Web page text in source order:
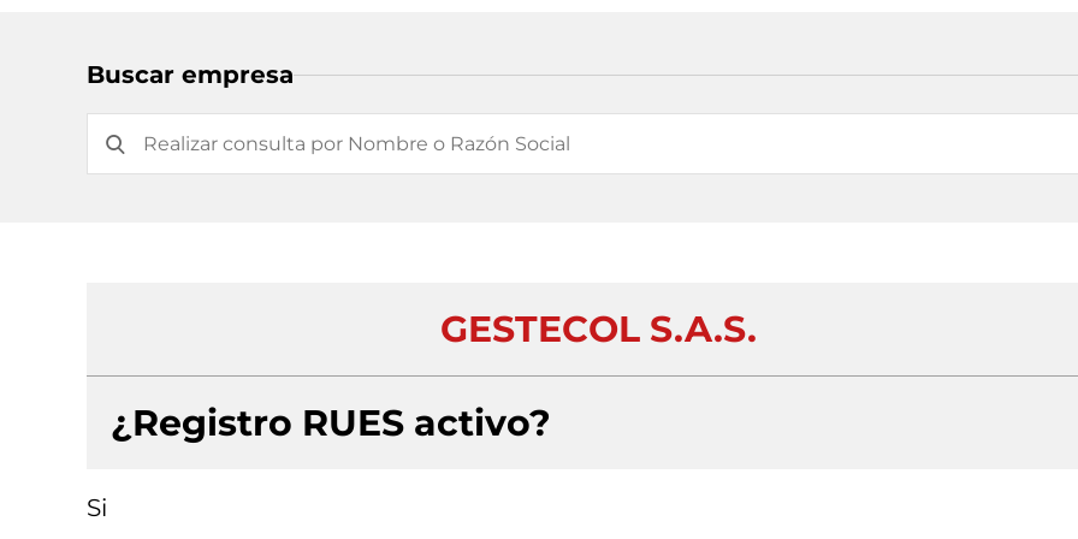
Buscar empresa
GESTECOL S.A.S.
¿Registro RUES activo?
Si